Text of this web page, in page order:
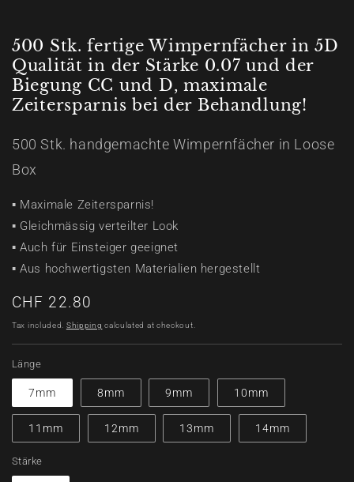
500 Stk. fertige Wimpernfächer in 5D
Qualität in der Stärke 0.07 und der
Biegung CC und D, maximale
Zeitersparnis bei der Behandlung!
500 Stk. handgemachte Wimpernfächer in Loose
Box
▪ Maximale Zeitersparnis!
▪ Gleichmässig verteilter Look
▪ Auch für Einsteiger geeignet
▪ Aus hochwertigsten Materialien hergestellt
Regular
price
CHF 22.80
Tax included. Shipping calculated at checkout.
Länge
7mm 8mm 9mm 10mm
11mm 12mm 13mm 14mm
Stärke